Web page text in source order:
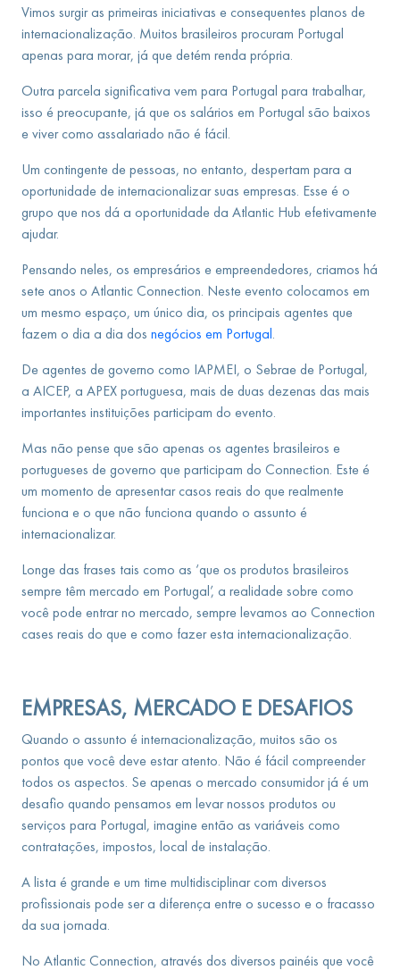
Vimos surgir as primeiras iniciativas e consequentes planos de
internacionalização. Muitos brasileiros procuram Portugal
apenas para morar, já que detém renda própria.
Outra parcela significativa vem para Portugal para trabalhar,
isso é preocupante, já que os salários em Portugal são baixos
e viver como assalariado não é fácil.
Um contingente de pessoas, no entanto, despertam para a
oportunidade de internacionalizar suas empresas. Esse é o
grupo que nos dá a oportunidade da Atlantic Hub efetivamente
ajudar.
Pensando neles, os empresários e empreendedores, criamos há
sete anos o Atlantic Connection. Neste evento colocamos em
um mesmo espaço, um único dia, os principais agentes que
fazem o dia a dia dos negócios em Portugal.
De agentes de governo como IAPMEI, o Sebrae de Portugal,
a AICEP, a APEX portuguesa, mais de duas dezenas das mais
importantes instituições participam do evento.
Mas não pense que são apenas os agentes brasileiros e
portugueses de governo que participam do Connection. Este é
um momento de apresentar casos reais do que realmente
funciona e o que não funciona quando o assunto é
internacionalizar.
Longe das frases tais como as ‘que os produtos brasileiros
sempre têm mercado em Portugal’, a realidade sobre como
você pode entrar no mercado, sempre levamos ao Connection
cases reais do que e como fazer esta internacionalização.
EMPRESAS, MERCADO E DESAFIOS
Quando o assunto é internacionalização, muitos são os
pontos que você deve estar atento. Não é fácil compreender
todos os aspectos. Se apenas o mercado consumidor já é um
desafio quando pensamos em levar nossos produtos ou
serviços para Portugal, imagine então as variáveis como
contratações, impostos, local de instalação.
A lista é grande e um time multidisciplinar com diversos
profissionais pode ser a diferença entre o sucesso e o fracasso
da sua jornada.
No Atlantic Connection, através dos diversos painéis que você